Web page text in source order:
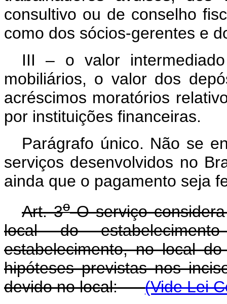
consultivo ou de conselho
como dos sócios-gerentes e
III – o valor
mobiliários, o valor dos
acréscimos moratórios
por instituições financeiras.
Parágrafo único. Não se
serviços desenvolvidos no
ainda que o pagamento seja
Art. 3oO serviço
local do
estabelecimento, no local
hipóteses previstas nos
devido no local:(Vide Lei